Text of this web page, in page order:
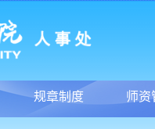
规章制度 师资